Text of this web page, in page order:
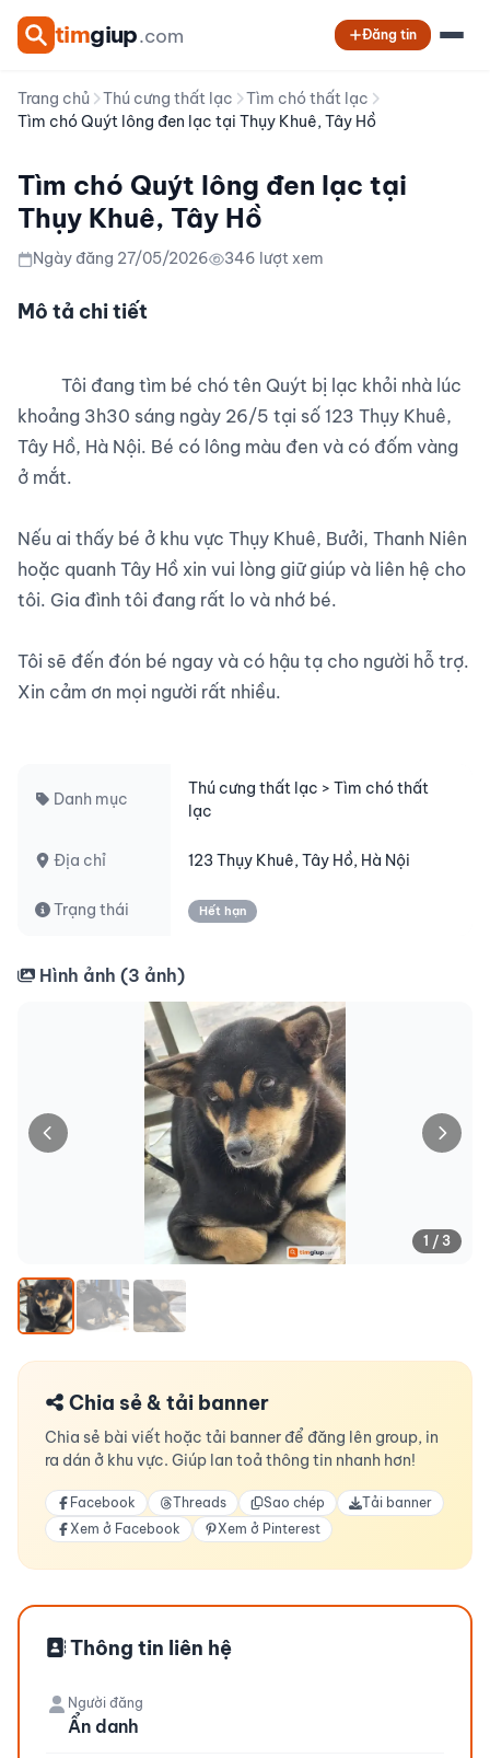
timgiup.com Đăng tin
Trang chủ Thú cưng thất lạc
Tìm chó thất lạc
Tìm chó Quýt lông đen lạc tại Thụy Khuê, Tây Hồ
Tìm chó Quýt lông đen lạc tại
Thụy Khuê, Tây Hồ
Ngày đăng 27/05/2026 346 lượt xem
Mô tả chi tiết
khoảng 3h30 sáng ngày 26/5 tại số 123 Thụy Khuê,
Tây Hồ, Hà Nội. Bé có lông màu đen và có đốm vàng
ở mắt.
Nếu ai thấy bé ở khu vực Thụy Khuê, Bưởi, Thanh Niên
hoặc quanh Tây Hồ xin vui lòng giữ giúp và liên hệ cho
tôi. Gia đình tôi đang rất lo và nhớ bé.
Tôi sẽ đến đón bé ngay và có hậu tạ cho người hỗ trợ.
Xin cảm ơn mọi người rất nhiều.
Danh mục
Thú cưng thất lạc > Tìm chó thất
lạc
Địa chỉ 123 Thụy Khuê, Tây Hồ, Hà Nội
Trạng thái Hết hạn
Hình ảnh (3 ảnh)
1 / 3
Chia sẻ & tải banner
Chia sẻ bài viết hoặc tải banner để đăng lên group, in
ra dán ở khu vực. Giúp lan toả thông tin nhanh hơn!
Facebook Threads Sao chép
Tải banner
Xem ở Facebook
Xem ở Pinterest
Thông tin liên hệ
Người đăng
Ẩn danh